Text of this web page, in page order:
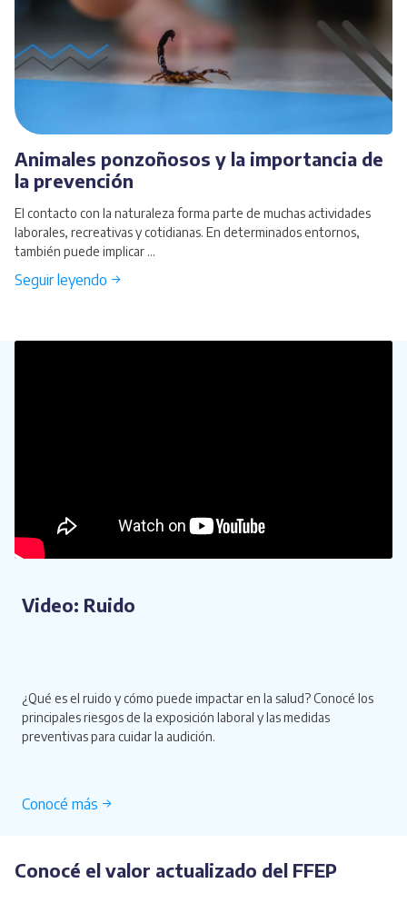
Animales ponzoñosos y la importancia de
la prevención
El contacto con la naturaleza forma parte de muchas actividades
laborales, recreativas y cotidianas. En determinados entornos,
también puede implicar ...
Seguir leyendo →
Video: Ruido
¿Qué es el ruido y cómo puede impactar en la salud? Conocé los
principales riesgos de la exposición laboral y las medidas
preventivas para cuidar la audición.
Conocé más →
Conocé el valor actualizado del FFEP